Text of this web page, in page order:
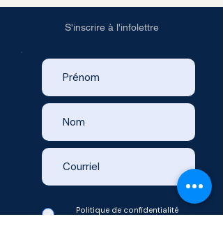
S'inscrire à l'infolettre
Politique de confidentialité
Voir les conditions d'utilisation